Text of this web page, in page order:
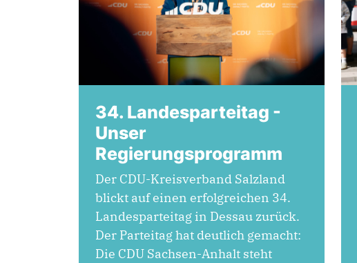
34. Landesparteitag -
Unser
Regierungsprogramm
Der CDU-Kreisverband Salzland
blickt auf einen erfolgreichen 34.
Landesparteitag in Dessau zurück.
Der Parteitag hat deutlich gemacht:
Die CDU Sachsen-Anhalt steht